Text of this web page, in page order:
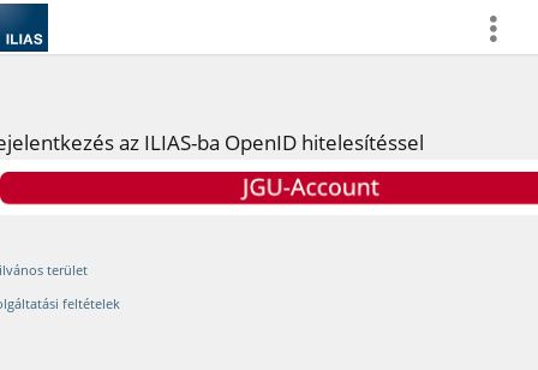
more
az ILIAS-ba OpenID hitelesítéssel
terület
feltételek